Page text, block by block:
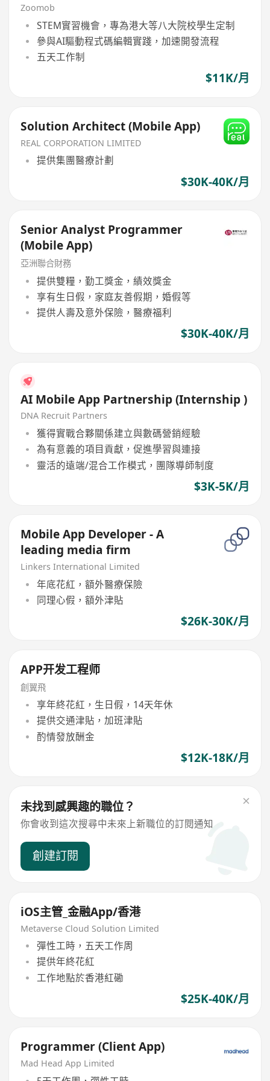
Zoomob
STEM實習機會，專為港大等八大院校學生定制
參與AI驅動程式碼編輯實踐，加速開發流程
五天工作制
$11K/月
Solution Architect (Mobile App)
REAL CORPORATION LIMITED
提供集團醫療計劃
$30K-40K/月
Senior Analyst Programmer
(Mobile App)
亞洲聯合財務
提供雙糧，勤工獎金，績效獎金
享有生日假，家庭友善假期，婚假等
提供人壽及意外保險，醫療福利
$30K-40K/月
AI Mobile App Partnership (Internship )
DNA Recruit Partners
獲得實戰合夥關係建立與數碼營銷經驗
為有意義的項目貢獻，促進學習與連接
靈活的遠端/混合工作模式，團隊導師制度
$3K-5K/月
Mobile App Developer - A
leading media firm
Linkers International Limited
年底花紅，額外醫療保險
同理心假，額外津貼
$26K-30K/月
APP开发工程师
創翼飛
享年終花紅，生日假，14天年休
提供交通津貼，加班津貼
酌情發放酬金
$12K-18K/月
未找到感興趣的職位？
你會收到這次搜尋中未來上新職位的訂閱通知
創建訂閱
iOS主管_金融App/香港
Metaverse Cloud Solution Limited
彈性工時，五天工作周
提供年終花紅
工作地點於香港紅磡
$25K-40K/月
Programmer (Client App)
Mad Head App Limited